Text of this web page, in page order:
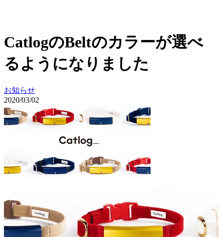
CatlogのBeltのカラーが選べ
るようになりました
お知らせ
2020/03/02